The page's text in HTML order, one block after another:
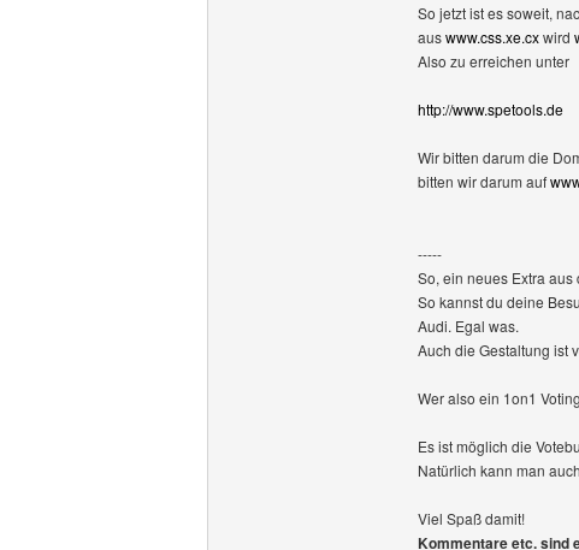
So jetzt ist es soweit,
auswww.css.xe.cxwird
Also zu erreichen unter
http://www.spetools.de
Wir bitten darum die
bitten wir darum auf
-----
So, ein neues Extra aus
So kannst du deine
Audi. Egal was.
Auch die Gestaltung ist
Wer also ein 1on1
Es ist möglich die
Natürlich kann man
Viel Spaß damit!
Kommentare etc. sind